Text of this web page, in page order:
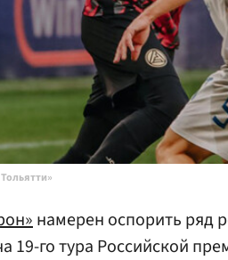
намерен оспорить ряд
19-го тура Российской